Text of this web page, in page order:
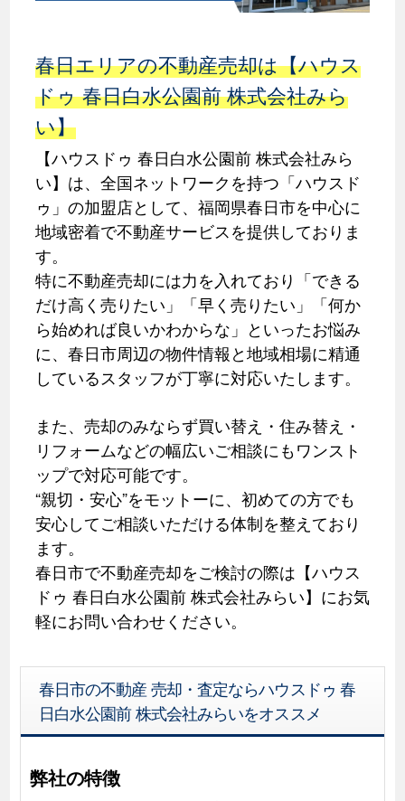
春日エリアの不動産売却は【ハウス
ドゥ 春日白水公園前 株式会社みら
い】
【ハウスドゥ 春日白水公園前 株式会社みら
い】は、全国ネットワークを持つ「ハウスド
ゥ」の加盟店として、福岡県春日市を中心に
地域密着で不動産サービスを提供しておりま
す。
特に不動産売却には力を入れており「できる
だけ高く売りたい」「早く売りたい」「何か
ら始めれば良いかわからな」といったお悩み
に、春日市周辺の物件情報と地域相場に精通
しているスタッフが丁寧に対応いたします。
また、売却のみならず買い替え・住み替え・
リフォームなどの幅広いご相談にもワンスト
ップで対応可能です。
“親切・安心”をモットーに、初めての方でも
安心してご相談いただける体制を整えており
ます。
春日市で不動産売却をご検討の際は【ハウス
ドゥ 春日白水公園前 株式会社みらい】にお気
軽にお問い合わせください。
春日市の不動産 売却・査定ならハウスドゥ 春
日白水公園前 株式会社みらいをオススメ
弊社の特徴